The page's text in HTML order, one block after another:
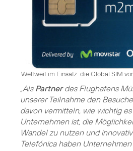
Weltweit im Einsatz: die Global SIM
„Als Partnerdes Flughafens
unserer Teilnahme den
davon vermitteln, wie wichtig
Unternehmen ist, die
Wandel zu nutzen und
Telefónica haben